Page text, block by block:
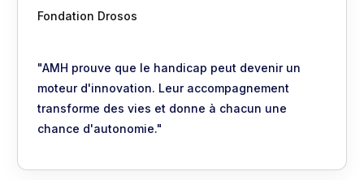
Fondation Drosos
"AMH prouve que le handicap peut devenir un
moteur d'innovation. Leur accompagnement
transforme des vies et donne à chacun une
chance d'autonomie."